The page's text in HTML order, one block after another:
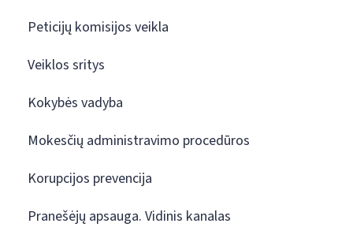
Peticijų komisijos veikla
Veiklos sritys
Kokybės vadyba
Mokesčių administravimo procedūros
Korupcijos prevencija
Pranešėjų apsauga. Vidinis kanalas